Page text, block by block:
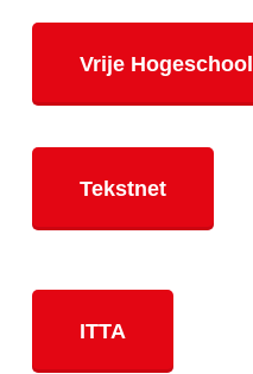
Vrije Hogeschool
Tekstnet
ITTA